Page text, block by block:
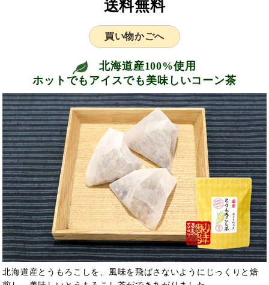
送料無料
買い物かごへ
北海道産100%使用
ホットでもアイスでも美味しいコーン茶
北海道産とうもろこしを、風味を飛ばさないようにじっくりと焙